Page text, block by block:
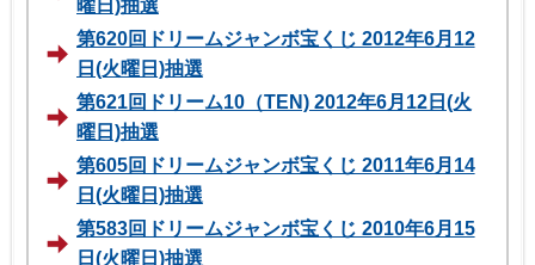
曜日)抽選
第620回ドリームジャンボ宝くじ 2012年6月12
日(火曜日)抽選
第621回ドリーム10（TEN) 2012年6月12日(火
曜日)抽選
第605回ドリームジャンボ宝くじ 2011年6月14
日(火曜日)抽選
第583回ドリームジャンボ宝くじ 2010年6月15
日(火曜日)抽選